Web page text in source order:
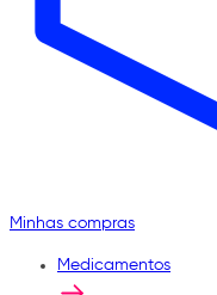
Minhas compras
Medicamentos